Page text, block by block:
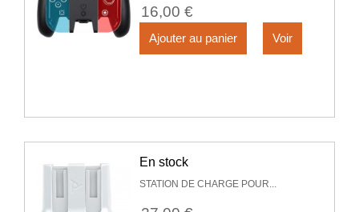
16,00 €
Ajouter au panier Voir
En stock
STATION DE CHARGE POUR...